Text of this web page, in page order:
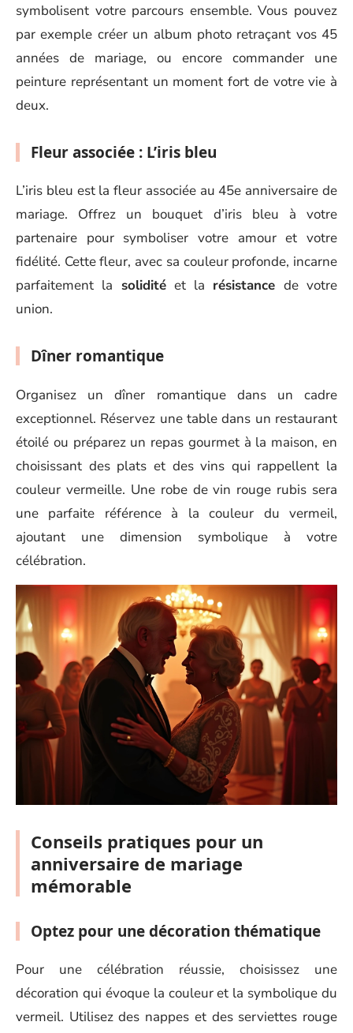
symbolisent votre parcours ensemble. Vous pouvez
par exemple créer un album photo retraçant vos 45
années de mariage, ou encore commander une
peinture représentant un moment fort de votre vie à
deux.
Fleur associée : L’iris bleu
L’iris bleu est la fleur associée au 45e anniversaire de
mariage. Offrez un bouquet d’iris bleu à votre
partenaire pour symboliser votre amour et votre
fidélité. Cette fleur, avec sa couleur profonde, incarne
parfaitement la soliditéet la résistance de votre
union.
Dîner romantique
Organisez un dîner romantique dans un cadre
exceptionnel. Réservez une table dans un restaurant
étoilé ou préparez un repas gourmet à la maison, en
choisissant des plats et des vins qui rappellent la
couleur vermeille. Une robe de vin rouge rubis sera
une parfaite référence à la couleur du vermeil,
ajoutant une dimension symbolique à votre
célébration.
Conseils pratiques pour un
anniversaire de mariage
mémorable
Optez pour une décoration thématique
Pour une célébration réussie, choisissez une
décoration qui évoque la couleur et la symbolique du
vermeil. Utilisez des nappes et des serviettes rouge